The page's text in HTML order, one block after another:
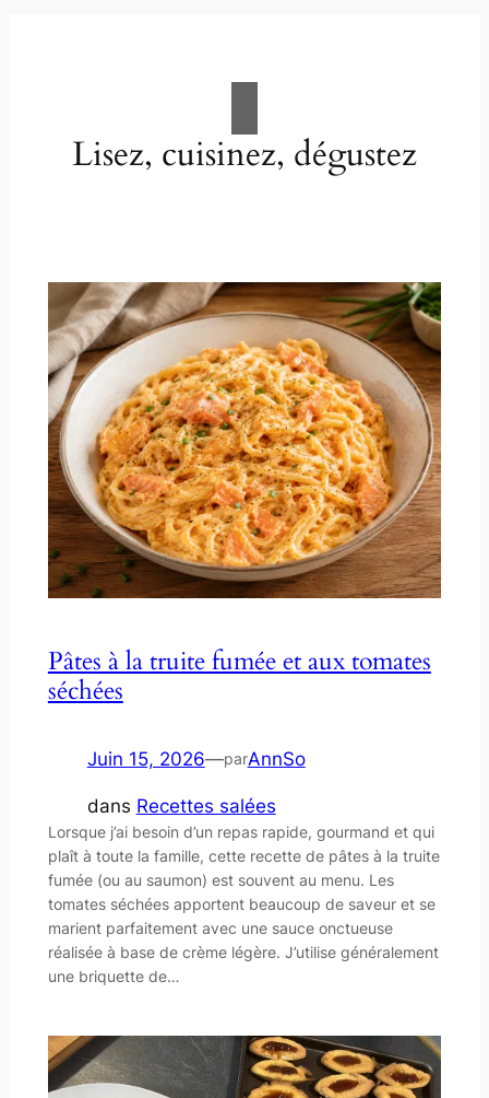
Lisez, cuisinez, dégustez
Pâtes à la truite fumée et aux tomates
séchées
Juin 15, 2026—parAnnSo
dans Recettes salées
Lorsque j’ai besoin d’un repas rapide, gourmand et qui
plaît à toute la famille, cette recette de pâtes à la truite
fumée (ou au saumon) est souvent au menu. Les
tomates séchées apportent beaucoup de saveur et se
marient parfaitement avec une sauce onctueuse
réalisée à base de crème légère. J’utilise généralement
une briquette de…